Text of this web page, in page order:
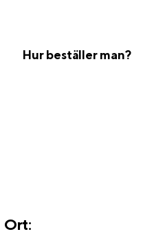
Hur beställer man?
Ort: